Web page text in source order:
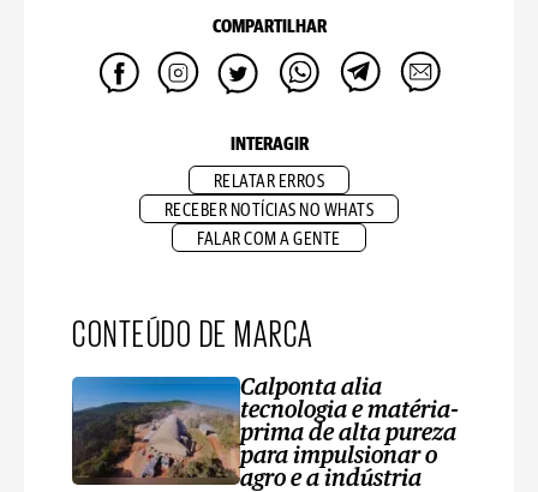
COMPARTILHAR
INTERAGIR
RELATAR ERROS
RECEBER NOTÍCIAS NO WHATS
FALAR COM A GENTE
CONTEÚDO DE MARCA
Calponta alia
tecnologia e matéria-
prima de alta pureza
para impulsionar o
agro e a indústria